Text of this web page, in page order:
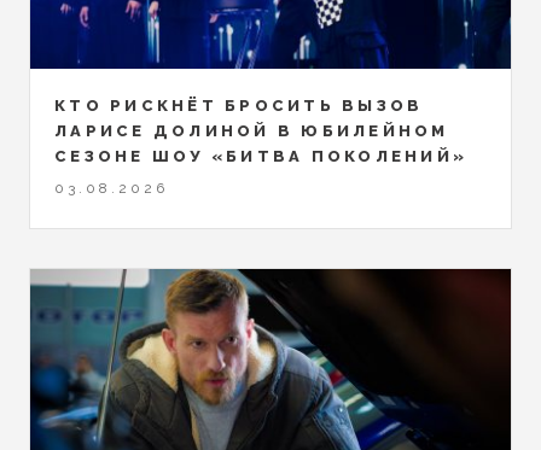
КТО РИСКНЁТ БРОСИТЬ ВЫЗОВ
ЛАРИСЕ ДОЛИНОЙ В ЮБИЛЕЙНОМ
СЕЗОНЕ ШОУ «БИТВА ПОКОЛЕНИЙ»
03.08.2026